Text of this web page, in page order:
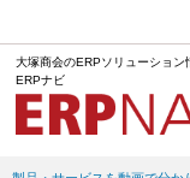
大塚商会のERPソリューション
ERPナビ